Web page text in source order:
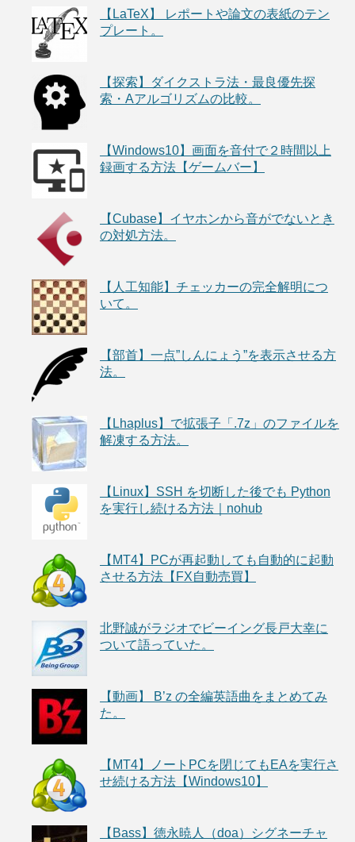
【LaTeX】 レポートや論文の表紙のテン
プレート。
【探索】ダイクストラ法・最良優先探
索・Aアルゴリズムの比較。
【Windows10】画面を音付で２時間以上
録画する方法【ゲームバー】
【Cubase】イヤホンから音がでないとき
の対処方法。
【人工知能】チェッカーの完全解明につ
いて。
【部首】一点”しんにょう”を表示させる方
法。
【Lhaplus】で拡張子「.7z」のファイルを
解凍する方法。
【Linux】SSH を切断した後でも Python
を実行し続ける方法｜nohub
【MT4】PCが再起動しても自動的に起動
させる方法【FX自動売買】
北野誠がラジオでビーイング長戸大幸に
ついて語っていた。
【動画】 B’z の全編英語曲をまとめてみ
た。
【MT4】ノートPCを閉じてもEAを実行さ
せ続ける方法【Windows10】
【Bass】徳永暁人（doa）シグネーチャ